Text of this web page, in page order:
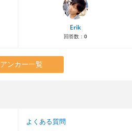
Erik
回答数： 0
アンカー一覧
よくある質問